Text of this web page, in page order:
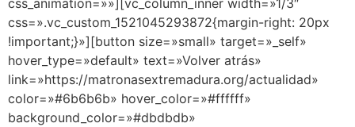
css_animation=»»][vc_column_inner width=»1/3″
css=».vc_custom_1521045293872{margin-right: 20px
!important;}»][button size=»small» target=»_self»
hover_type=»default» text=»Volver atrás»
link=»https://matronasextremadura.org/actualidad»
color=»#6b6b6b» hover_color=»#ffffff»
background_color=»#dbdbdb»